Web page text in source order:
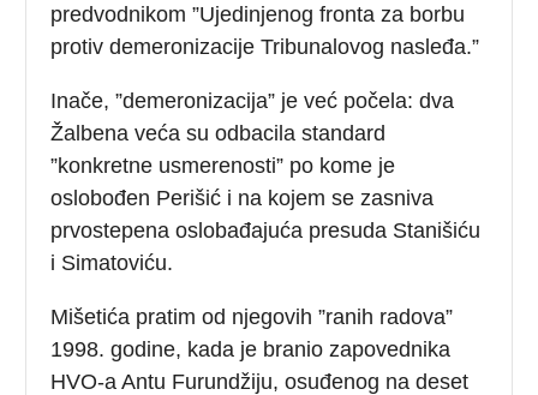
predvodnikom ”Ujedinjenog fronta za borbu
protiv demeronizacije Tribunalovog nasleđa.”
Inače, ”demeronizacija” je već počela: dva
Žalbena veća su odbacila standard
”konkretne usmerenosti” po kome je
oslobođen Perišić i na kojem se zasniva
prvostepena oslobađajuća presuda Stanišiću
i Simatoviću.
Mišetića pratim od njegovih ”ranih radova”
1998. godine, kada je branio zapovednika
HVO-a Antu Furundžiju, osuđenog na deset